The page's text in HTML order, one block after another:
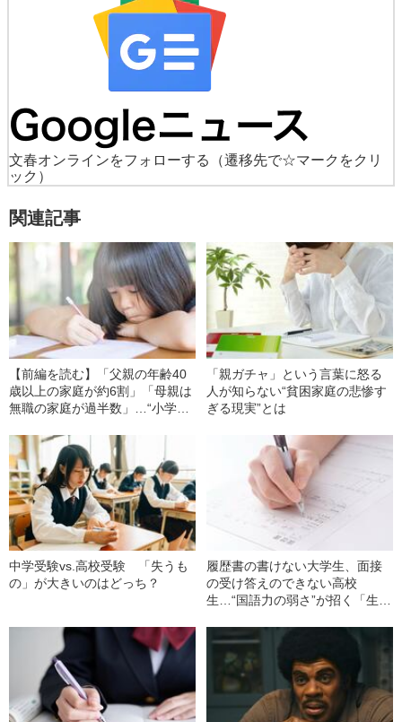
文春オンラインをフォローする
（遷移先で☆マークをクリ
ック）
関連記事
【前編を読む】「父親の年齢40
歳以上の家庭が約6割」「母親は
無職の家庭が過半数」…“小学校
「親ガチャ」という言葉に怒る
人が知らない“貧困家庭の悲惨す
ぎる現実”とは
中学受験vs.高校受験 「失うも
の」が大きいのはどっち？
履歴書の書けない大学生、面接
の受け答えのできない高校
生…“国語力の弱さ”が招く「生き